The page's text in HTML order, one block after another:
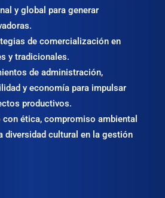
y global para generar
de comercialización en
y tradicionales.
de administración,
y economía para impulsar
productivos.
con ética, compromiso ambiental
diversidad cultural en la gestión